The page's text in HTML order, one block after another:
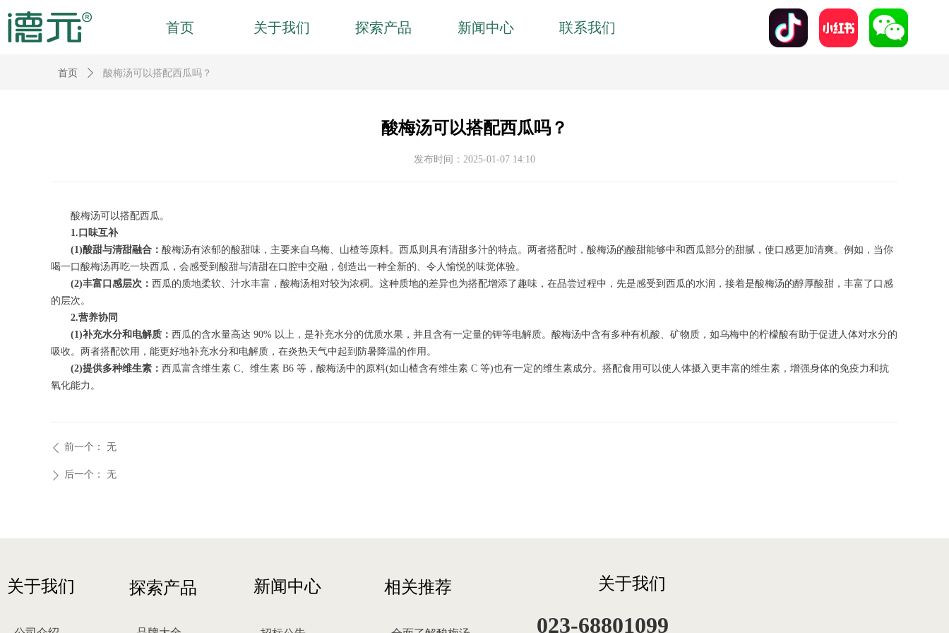
首页 关于我们 探索产品 新闻中心 联系我们
首页 ꄲ 酸梅汤可以搭配西瓜吗？
酸梅汤可以搭配西瓜吗？
酸梅汤可以搭配西瓜。
1.口味互补
(1)酸甜与清甜融合： 酸梅汤有浓郁的酸甜味，主要来自乌梅、山楂等原料。西瓜则具有清甜多汁的特点。两者搭配时，酸梅汤的酸甜能够中和西瓜部分的甜腻，使口感更加清爽。例如，当你
喝一口酸梅汤再吃一块西瓜，会感受到酸甜与清甜在口腔中交融，创造出一种全新的、令人愉悦的味觉体验。
(2)丰富口感层次： 西瓜的质地柔软、汁水丰富，酸梅汤相对较为浓稠。这种质地的差异也为搭配增添了趣味，在品尝过程中，先是感受到西瓜的水润，接着是酸梅汤的醇厚酸甜，丰富了口感
的层次。
2.营养协同
(1)补充水分和电解质： 西瓜的含水量高达 90% 以上，是补充水分的优质水果，并且含有一定量的钾等电解质。酸梅汤中含有多种有机酸、矿物质，如乌梅中的柠檬酸有助于促进人体对水分的
吸收。两者搭配饮用，能更好地补充水分和电解质，在炎热天气中起到防暑降温的作用。
(2)提供多种维生素： 西瓜富含维生素 C、维生素 B6 等，酸梅汤中的原料(如山楂含有维生素 C 等)也有一定的维生素成分。搭配食用可以使人体摄入更丰富的维生素，增强身体的免疫力和抗
氧化能力。
ꄴ 前一个： 无
ꄲ 后一个： 无
发布时间： 2025-01-07 14:10
关于我们 探索产品 新闻中心 关于我们
023-68801099
相关推荐